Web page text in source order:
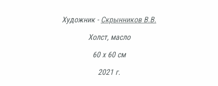
Художник - Скрынников В.В.
Холст, масло
60 х 60 см
2021 г.